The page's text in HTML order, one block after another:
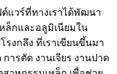
แวร์ที่ทางเราได้พัฒนา
ล็กและอลูมิเนียมใน
รงกลึง ที่เราเขียนขึ้นมา
ารตัด งานเจียร งานปาด